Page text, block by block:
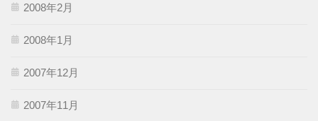
2008年2月
2008年1月
2007年12月
2007年11月